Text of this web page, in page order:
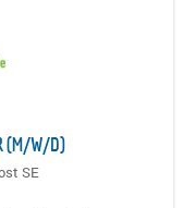
(M/W/D)
SE